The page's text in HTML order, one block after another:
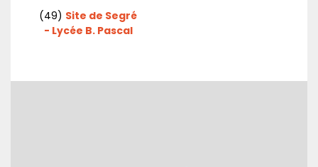
(49) Site de Segré
- Lycée B. Pascal